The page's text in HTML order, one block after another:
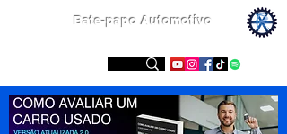
Bate-papo Automotivo